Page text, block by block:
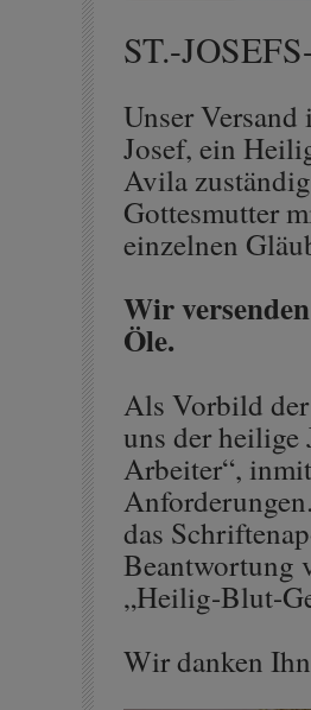
ST.-
Unser
Josef, ein
Avila
Gottesmutter
einzelnen
Wir
Öle.
Als Vorbild
uns der heilige
Arbeiter“,
das
Beantwortung
„Heilig-Blut-
Wir danken